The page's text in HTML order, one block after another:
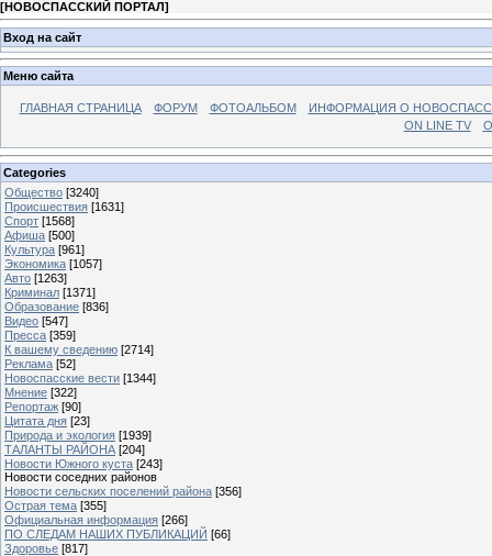
[НОВОСПАССКИЙ ПОРТАЛ]
Вход на сайт
Меню сайта
ГЛАВНАЯ СТРАНИЦА ФОРУМ ФОТОАЛЬБОМ
ИНФОРМАЦИЯ О
ON LINE TV
Categories
Общество [3240]
Происшествия [1631]
Спорт [1568]
Афиша [500]
Культура [961]
Экономика [1057]
Авто [1263]
Криминал [1371]
Образование [836]
Видео [547]
Пресса [359]
К вашему сведению [2714]
Реклама [52]
Новоспасские вести [1344]
Мнение [322]
Репортаж [90]
Цитата дня [23]
Природа и экология [1939]
ТАЛАНТЫ РАЙОНА [204]
Новости Южного куста [243]
Новости соседних районов
Новости сельских поселений района [356]
Острая тема [355]
Официальная информация [266]
ПО СЛЕДАМ НАШИХ ПУБЛИКАЦИЙ [66]
Здоровье [817]